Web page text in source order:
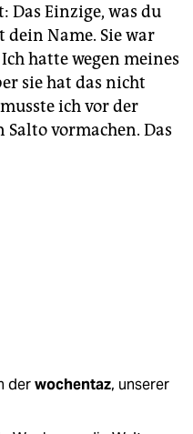
Das Einzige, was du
Name. Sie war
hatte wegen meines
sie hat das nicht
ich vor der
vormachen. Das
derwochentaz, unserer